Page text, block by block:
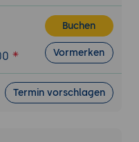
von ETL-
mit
zur
von
Buchen
Vormerken
Termin vorschlagen